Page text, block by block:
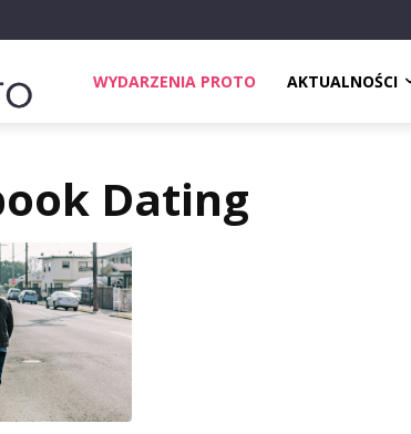
WYDARZENIA PROTO AKTUALNOŚCI
Dating